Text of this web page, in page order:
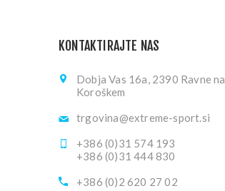
KONTAKTIRAJTE NAS
Dobja Vas 16a, 2390 Ravne na
Koroškem
trgovina@extreme-sport.si
+386 (0)31 574 193
+386 (0)31 444 830
+386 (0)2 620 27 02